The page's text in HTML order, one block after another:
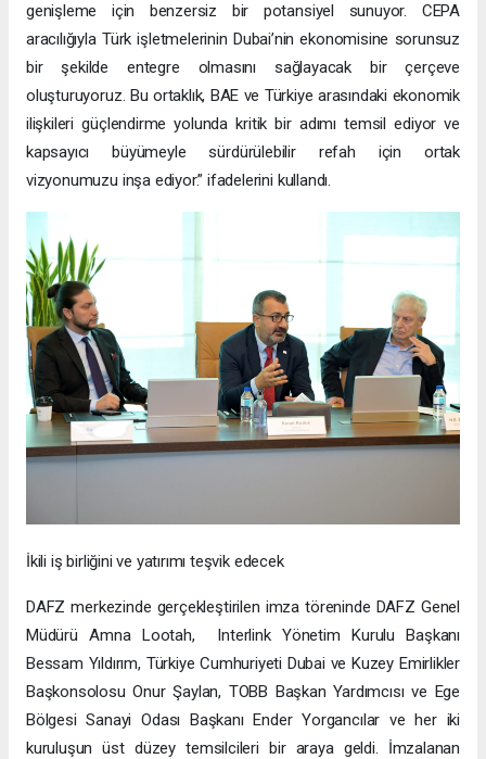
genişleme için benzersiz bir potansiyel sunuyor. CEPA
aracılığıyla Türk işletmelerinin Dubai’nin ekonomisine sorunsuz
bir şekilde entegre olmasını sağlayacak bir çerçeve
oluşturuyoruz. Bu ortaklık, BAE ve Türkiye arasındaki ekonomik
ilişkileri güçlendirme yolunda kritik bir adımı temsil ediyor ve
kapsayıcı büyümeyle sürdürülebilir refah için ortak
vizyonumuzu inşa ediyor.” ifadelerini kullandı.
İkili iş birliğini ve yatırımı teşvik edecek
DAFZ merkezinde gerçekleştirilen imza töreninde DAFZ Genel
Müdürü Amna Lootah, Interlink Yönetim Kurulu Başkanı
Bessam Yıldırım, Türkiye Cumhuriyeti Dubai ve Kuzey Emirlikler
Başkonsolosu Onur Şaylan, TOBB Başkan Yardımcısı ve Ege
Bölgesi Sanayi Odası Başkanı Ender Yorgancılar ve her iki
kuruluşun üst düzey temsilcileri bir araya geldi. İmzalanan